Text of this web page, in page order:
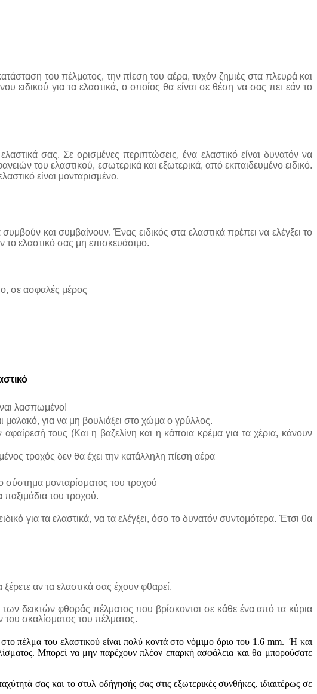
του πέλματος, την πίεση του αέρα, τυχόν ζημιές στα πλευρά και
ειδικού για τα ελαστικά, ο οποίος θα είναι σε θέση να σας πει εάν το
σας. Σε ορισμένες περιπτώσεις, ένα ελαστικό είναι δυνατόν να
του ελαστικού, εσωτερικά και εξωτερικά, από εκπαιδευμένο ειδικό.
είναι μονταρισμένο.
και συμβαίνουν. Ένας ειδικός στα ελαστικά πρέπει να ελέγξει το
ελαστικό σας μη επισκευάσιμο.
σε ασφαλές μέρος
λασπωμένο!
μαλακό, για να μη βουλιάξει στο χώμα ο γρύλλος.
τους (Και η βαζελίνη και η κάποια κρέμα για τα χέρια, κάνουν
τροχός δεν θα έχει την κατάλληλη πίεση αέρα
σύστημα μονταρίσματος του τροχού
παξιμάδια του τροχού.
για τα ελαστικά, να τα ελέγξει, όσο το δυνατόν συντομότερα. Έτσι θα
αν τα ελαστικά σας έχουν φθαρεί.
δεικτών φθοράς πέλματος που βρίσκονται σε κάθε ένα από τα κύρια
του σκαλίσματος του πέλματος.
στο πέλμα του ελαστικού είναι πολύ κοντά στο νόμιμο όριο του 1.6 mm. Ή και
Μπορεί να μην παρέχουν πλέον επαρκή ασφάλεια και θα μπορούσατε
σας και το στυλ οδήγησής σας στις εξωτερικές συνθήκες, ιδιαιτέρως σε